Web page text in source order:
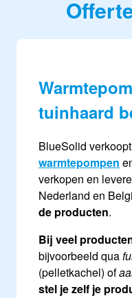
tuinhaard
BlueSolid
warmtepompen
verkopen en
Nederland en
de producten.
Bij veel
bijvoorbeeld qua
(pelletkachel) of
stel je zelf je